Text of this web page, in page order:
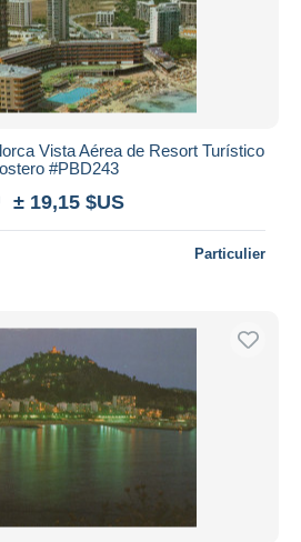
Vista Aérea de Resort Turístico
#PBD243
± 19,15 $US
Particulier